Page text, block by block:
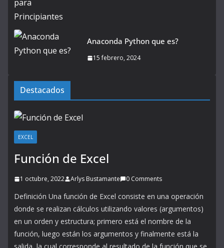
Anaconda Python que es?
15 febrero, 2024
Destacados
EXCEL
Función de Excel
1 octubre, 2022 Arlys Bustamante 0 Comments
Definición Una función de Excel consiste en una operación
donde se realizan cálculos utilizando valores (argumentos)
en un orden y estructura; primero está el nombre de la
función, luego están los argumentos y finalmente está la